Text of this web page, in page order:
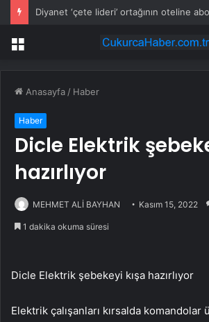
Diyanet ‘çete lideri’ ortağının oteline
Menü
Anasayfa / Haber
Haber
Dicle Elektrik
hazırlıyor
MEHMET ALİ BAYHAN Kasım 15, 2022
1 dakika okuma süresi
Dicle Elektrik şebekeyi kışa hazırlıyor
Elektrik çalışanları kırsalda